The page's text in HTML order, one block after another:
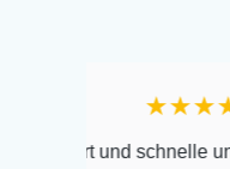
★★★★★
und schnelle und